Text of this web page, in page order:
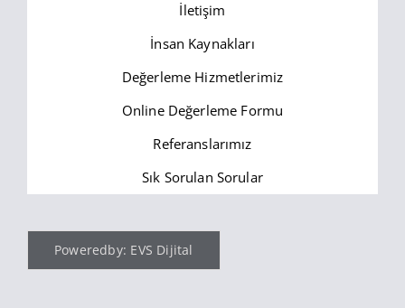
İletişim
İnsan Kaynakları
Değerleme Hizmetlerimiz
Online Değerleme Formu
Referanslarımız
Sık Sorulan Sorular
Poweredby: EVS Dijital